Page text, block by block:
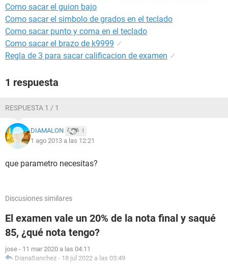
Como sacar el guion bajo
Como sacar el simbolo de grados en el teclado
Como sacar punto y coma en el teclado
Como sacar el brazo de k9999 ✓
Regla de 3 para sacar calificacion de examen ✓
1 respuesta
RESPUESTA 1 / 1
DIAMALON 1
1 ago 2013 a las 12:21
que parametro necesitas?
Discusiones similares
El examen vale un 20% de la nota final y saqué
85, ¿qué nota tengo?
jose - 11 mar 2020 a las 04:11
DianaSanchez - 18 jul 2022 a las 03:49